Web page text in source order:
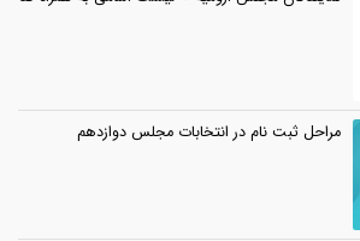
مراحل ثبت نام در انتخابات مجلس دوازدهم